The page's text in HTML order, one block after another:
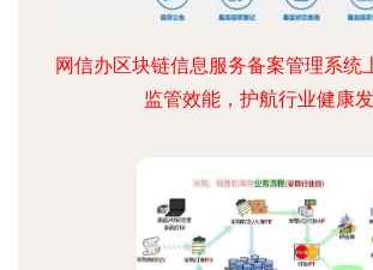
网信办区块链信息服务备案管理系统
监管效能，护航行业健康